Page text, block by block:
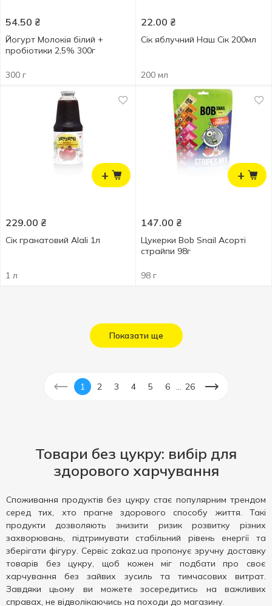
54.50 ₴
Йогурт Молокія білий +
пробіотики 2,5% 300г
300 г
22.00 ₴
Сік яблучний Наш Сік 200мл
200 мл
+
229.00 ₴
Сік гранатовий Alali 1л
1 л
+
147.00 ₴
Цукерки Bob Snail Асорті
страйпи 98г
98 г
Показати ще
1 2 3 4 5 6 26
Товари без цукру: вибір для
здорового харчування
Споживання продуктів без цукру стає популярним трендом
серед тих, хто прагне здорового способу життя. Такі
продукти дозволяють знизити ризик розвитку різних
захворювань, підтримувати стабільний рівень енергії та
зберігати фігуру. Сервіс zakaz.ua пропонує зручну доставку
товарів без цукру, щоб кожен міг подбати про своє
харчування без зайвих зусиль та тимчасових витрат.
Завдяки цьому ви можете зосередитись на важливих
справах, не відволікаючись на походи до магазину.